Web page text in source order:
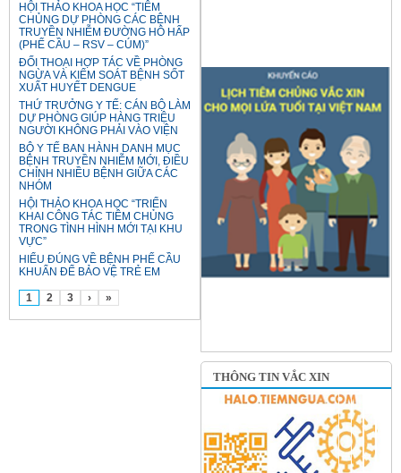
HỘI THẢO KHOA HỌC “TIÊM
CHỦNG DỰ PHÒNG CÁC BỆNH
TRUYỀN NHIỄM ĐƯỜNG HÔ HẤP
(PHẾ CẦU – RSV – CÚM)”
ĐỐI THOẠI HỢP TÁC VỀ PHÒNG
NGỪA VÀ KIỂM SOÁT BỆNH SỐT
XUẤT HUYẾT DENGUE
THỨ TRƯỞNG Y TẾ: CÁN BỘ LÀM
DỰ PHÒNG GIÚP HÀNG TRIỆU
NGƯỜI KHÔNG PHẢI VÀO VIỆN
BỘ Y TẾ BAN HÀNH DANH MỤC
BỆNH TRUYỀN NHIỄM MỚI, ĐIỀU
CHỈNH NHIỀU BỆNH GIỮA CÁC
NHÓM
HỘI THẢO KHOA HỌC “TRIỂN
KHAI CÔNG TÁC TIÊM CHỦNG
TRONG TÌNH HÌNH MỚI TẠI KHU
VỰC”
HIỂU ĐÚNG VỀ BỆNH PHẾ CẦU
KHUẨN ĐỂ BẢO VỆ TRẺ EM
1 2 3 › »
THÔNG TIN VẮC XIN